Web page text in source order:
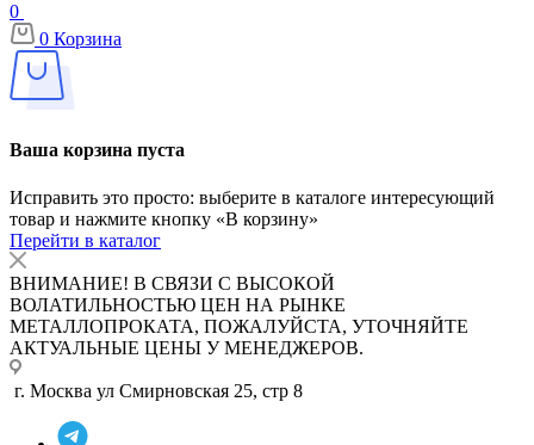
0
0 Корзина
Ваша корзина пуста
Исправить это просто: выберите в каталоге интересующий
товар и нажмите кнопку «В корзину»
Перейти в каталог
ВНИМАНИЕ! В СВЯЗИ С ВЫСОКОЙ
ВОЛАТИЛЬНОСТЬЮ ЦЕН НА РЫНКЕ
МЕТАЛЛОПРОКАТА, ПОЖАЛУЙСТА, УТОЧНЯЙТЕ
АКТУАЛЬНЫЕ ЦЕНЫ У МЕНЕДЖЕРОВ.
г. Москва ул Смирновская 25, стр 8